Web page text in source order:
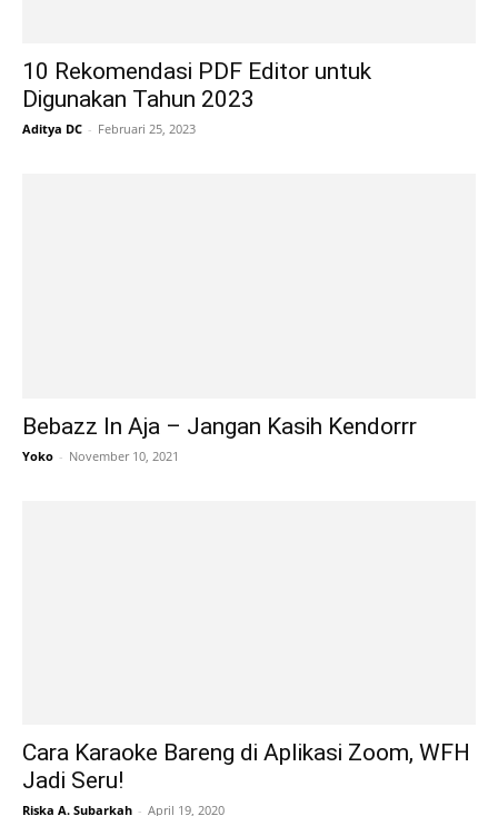
10 Rekomendasi PDF Editor untuk
Digunakan Tahun 2023
Aditya DC - Februari 25, 2023
Bebazz In Aja – Jangan Kasih Kendorrr
Yoko - November 10, 2021
Cara Karaoke Bareng di Aplikasi Zoom, WFH
Jadi Seru!
Riska A. Subarkah - April 19, 2020